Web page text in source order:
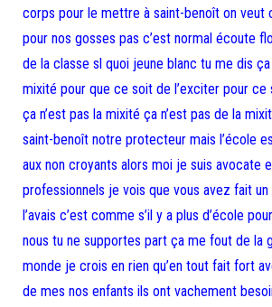
corps pour le mettre à saint-benoît on veut
pour nos gosses pas c’est normal écoute
de la classe sl quoi jeune blanc tu me dis
mixité pour que ce soit de l’exciter pour
ça n’est pas la mixité ça n’est pas de la
saint-benoît notre protecteur mais l’école
aux non croyants alors moi je suis avocate
professionnels je vois que vous avez fait
l’avais c’est comme s’il y a plus d’école
nous tu ne supportes part ça me fout de la
monde je crois en rien qu’en tout fait fort
de mes nos enfants ils ont vachement